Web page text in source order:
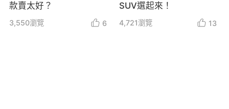
款賣太好？
3,550瀏覽 6
SUV選起來！
4,721瀏覽 13